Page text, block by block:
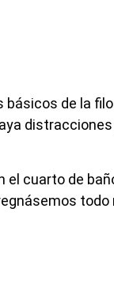
básicos de la
el cuarto de